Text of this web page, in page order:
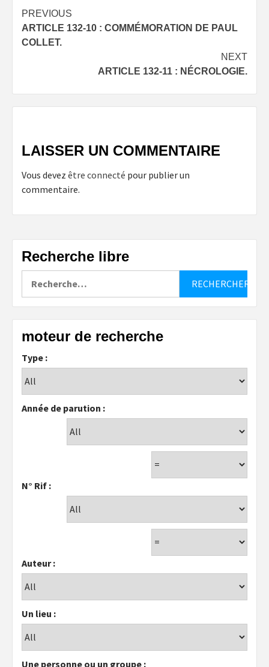
Post
navigation
PREVIOUS
ARTICLE 132-10 : COMMÉMORATION DE PAUL
COLLET.
NEXT
ARTICLE 132-11 : NÉCROLOGIE.
LAISSER UN COMMENTAIRE
Vous devez être connecté pour publier un
commentaire.
Recherche libre
moteur de recherche
Type :
Année de parution :
N° Rif :
Auteur :
Un lieu :
Une personne ou un groupe :